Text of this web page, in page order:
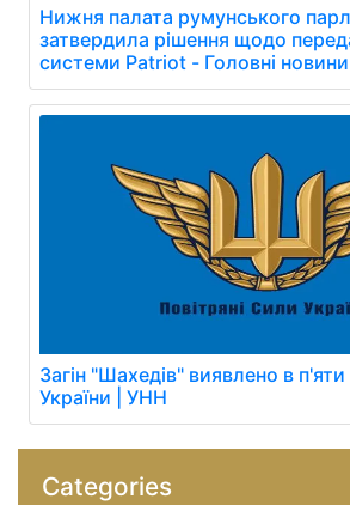
Нижня палата румунського
затвердила рішення щодо
системи Patriot - Головні новини
Загін "Шахедів" виявлено в п'яти
України | УНН
Categories